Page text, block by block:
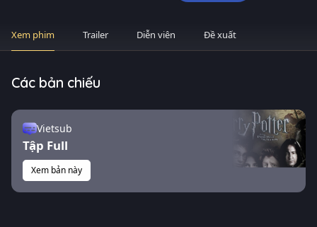
Xem phim Trailer Diễn viên Đề xuất
Các bản chiếu
Vietsub
Tập Full
Xem bản này